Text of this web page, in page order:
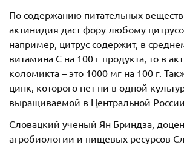
По содержанию питательных
актинидия даст фору любому
например, цитрус содержит, в
витамина С на 100 г продукта, то в
коломикта – это 1000 мг на 100 г.
цинк, которого нет ни в одной
выращиваемой в Центральной России.
Словацкий ученый Ян Бриндза,
агробиологии и пищевых ресурсов